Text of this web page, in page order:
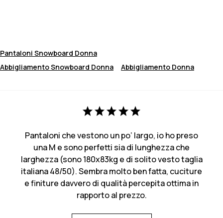
Pantaloni Snowboard Donna
Abbigliamento Snowboard Donna
Abbigliamento Donna
Pantaloni che vestono un po’ largo, io ho preso
una M e sono perfetti sia di lunghezza che
larghezza (sono 180x83kg e di solito vesto taglia
italiana 48/50). Sembra molto ben fatta, cuciture
e finiture davvero di qualità percepita ottima in
rapporto al prezzo.